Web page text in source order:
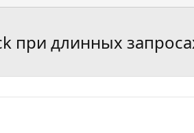
при длинных